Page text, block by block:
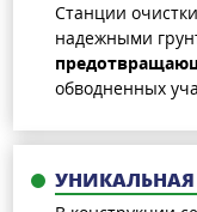
Станции
надежными
обводненных